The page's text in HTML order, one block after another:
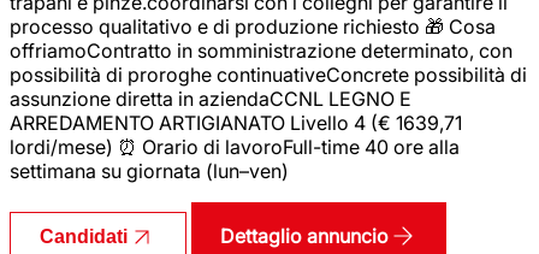
processo qualitativo e di produzione richiesto 🎁 Cosa
offriamoContratto in somministrazione determinato, con
possibilità di proroghe continuativeConcrete possibilità di
assunzione diretta in aziendaCCNL LEGNO E
ARREDAMENTO ARTIGIANATO Livello 4 (€ 1639,71
lordi/mese) ⏰ Orario di lavoroFull-time 40 ore alla
settimana su giornata (lun–ven)
Candidati Dettaglio annuncio